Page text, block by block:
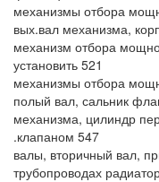
механизмы отбора
вых.вал механизма,
механизм отбора
установить 521
механизмы отбора
полый вал, сальник
механизма, цилиндр
.клапаном 547
валы, вторичный вал,
трубопроводах